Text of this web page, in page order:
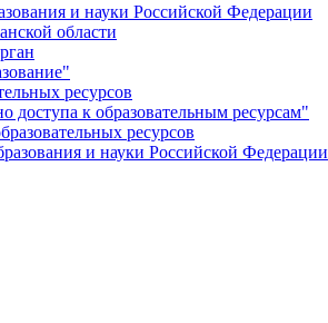
и науки Российской Федерации
области
ресурсов
к образовательным ресурсам"
ресурсов
и науки Российской Федерации